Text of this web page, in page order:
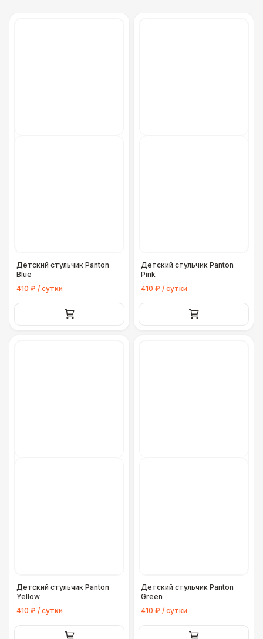
Детский стульчик Panton
Blue
410 ₽ / сутки
Детский стульчик Panton
Pink
410 ₽ / сутки
Детский стульчик Panton
Yellow
410 ₽ / сутки
Детский стульчик Panton
Green
410 ₽ / сутки